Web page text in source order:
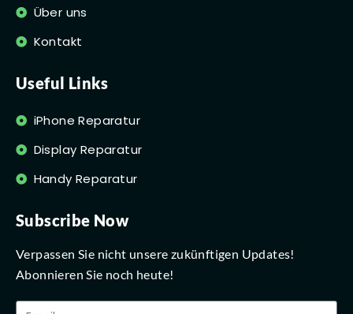
Über uns
Kontakt
Useful Links
iPhone Reparatur
Display Reparatur
Handy Reparatur
Subscribe Now
Verpassen Sie nicht unsere zukünftigen Updates!
Abonnieren Sie noch heute!